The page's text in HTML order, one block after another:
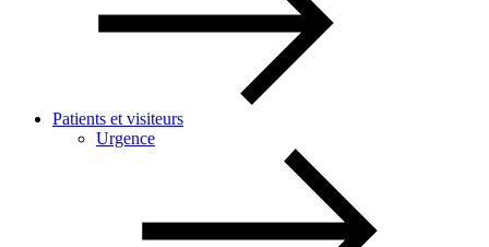
Patients et visiteurs
Urgence